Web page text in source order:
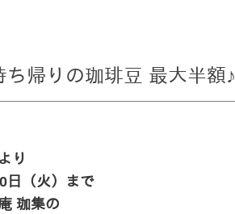
ち帰りの珈琲豆 最大半額♪
り
日（火）まで
珈集の